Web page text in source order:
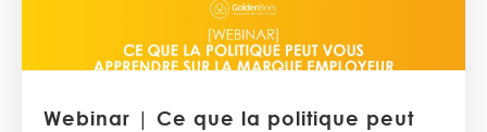
Webinar | Ce que la politique peut